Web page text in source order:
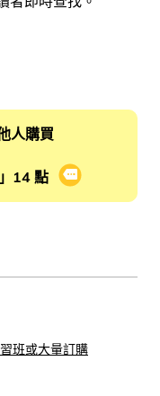
人購買
14 點
會員推薦分潤
班或大量訂購